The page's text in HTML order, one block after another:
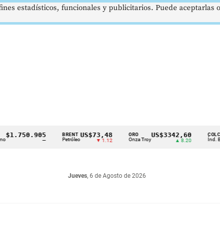
BRENT
Petróleo
US$73,48
▼ 1.12
ORO
Onza Troy
US$3342,60 COLCAP
Índ. Bursátil
Jueves, 6 de Agosto de 2026
estadísticos, funcionales y publicitarios. Puede aceptarlas